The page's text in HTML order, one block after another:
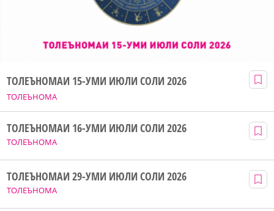
ТОЛЕЪНОМА
ТОЛЕЪНОМАИ 15-УМИ ИЮЛИ СОЛИ 2026
ТОЛЕЪНОМА
ТОЛЕЪНОМАИ 16-УМИ ИЮЛИ СОЛИ 2026
ТОЛЕЪНОМА
ТОЛЕЪНОМАИ 29-УМИ ИЮЛИ СОЛИ 2026